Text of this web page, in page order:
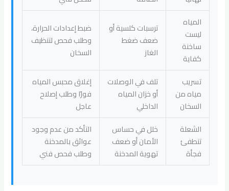
المياه
ليست
ساخنة
كفاية
ترسبات كلسية أو
ضعف ضغط
الغاز
ضبط إعدادات الحرارة،
وطلب فحص لتنظيف
السخان
تسريب
مياه من
السخان
تلف في الوصلات
أو خزان المياه
الداخلي
إغلاق محبس المياه
فورًا وطلب إصلاح
عاجل
الشعلة
تنطفئ
فجأة
خلل في حساس
الأمان أو ضعف
تهوية المدخنة
التأكد من عدم وجود
عوائق بالمدخنة
وطلب فحص فني